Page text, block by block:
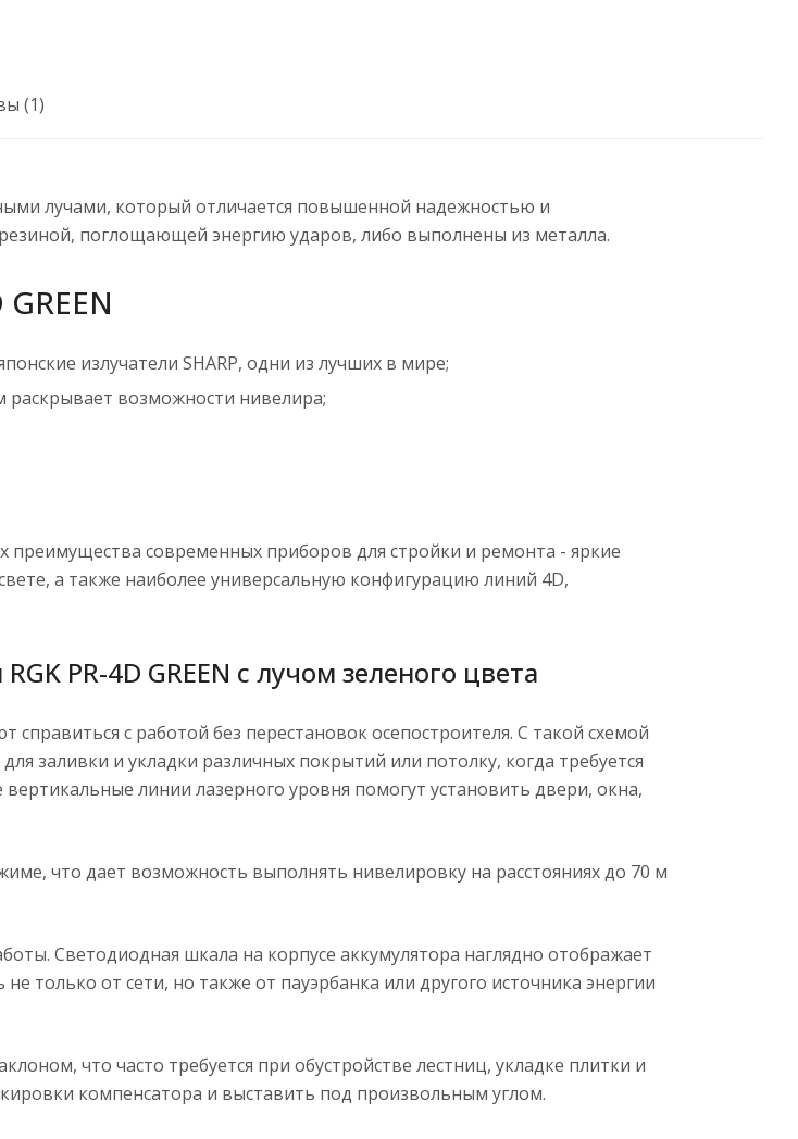
(1)
лучами, который отличается повышенной надежностью и
поглощающей энергию ударов, либо выполнены из металла.
излучатели SHARP, одни из лучших в мире;
возможности нивелира;
преимущества современных приборов для стройки и ремонта - яркие
а также наиболее универсальную конфигурацию линий 4D,
PR-4D GREEN с лучом зеленого цвета
с работой без перестановок осепостроителя. С такой схемой
заливки и укладки различных покрытий или потолку, когда требуется
линии лазерного уровня помогут установить двери, окна,
что дает возможность выполнять нивелировку на расстояниях до 70 м
Светодиодная шкала на корпусе аккумулятора наглядно отображает
только от сети, но также от пауэрбанка или другого источника энергии
что часто требуется при обустройстве лестниц, укладке плитки и
компенсатора и выставить под произвольным углом.